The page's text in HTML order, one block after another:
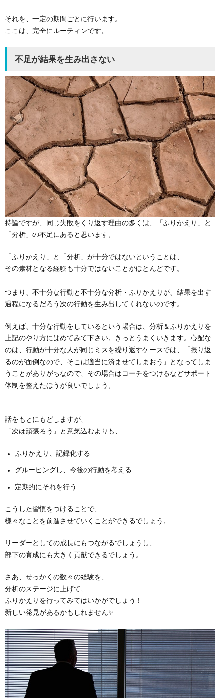
それを、一定の期間ごとに行います。
ここは、完全にルーティンです。
不足が結果を生み出さない
持論ですが、同じ失敗をくり返す理由の多くは、「ふりかえり」と
「分析」の不足にあると思います。
「ふりかえり」と「分析」が十分ではないということは、
その素材となる経験も十分ではないことがほとんどです。
つまり、不十分な行動と不十分な分析・ふりかえりが、結果を出す
過程になるだろう次の行動を生み出してくれないのです。
例えば、十分な行動をしているという場合は、分析＆ふりかえりを
上記のやり方にはめてみて下さい。きっとうまくいきます。心配な
のは、行動が十分な人が同じミスを繰り返すケースでは、「振り返
るのが面倒なので、そこは適当に済ませてしまおう」となってしま
うことがありがちなので、その場合はコーチをつけるなどサポート
体制を整えたほうが良いでしょう。
話をもとにもどしますが、
「次は頑張ろう」と意気込むよりも、
ふりかえり、記録化する
グルーピングし、今後の行動を考える
定期的にそれを行う
こうした習慣をつけることで、
様々なことを前進させていくことができるでしょう。
リーダーとしての成長にもつながるでしょうし、
部下の育成にも大きく貢献できるでしょう。
さあ、せっかくの数々の経験を、
分析のステージに上げて、
ふりかえりを行ってみてはいかがでしょう！
新しい発見があるかもしれません✨